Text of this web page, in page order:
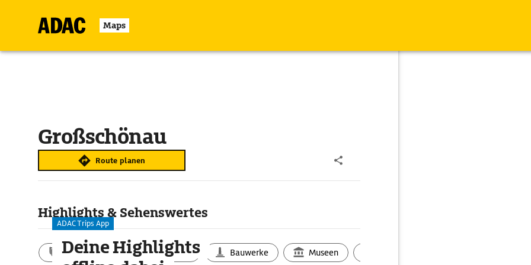
Maps
Großschönau
Route planen
Highlights & Sehenswertes
Aktivitäten Landschaft Bauwerke Museen
ADAC Trips App
Deine Highlights